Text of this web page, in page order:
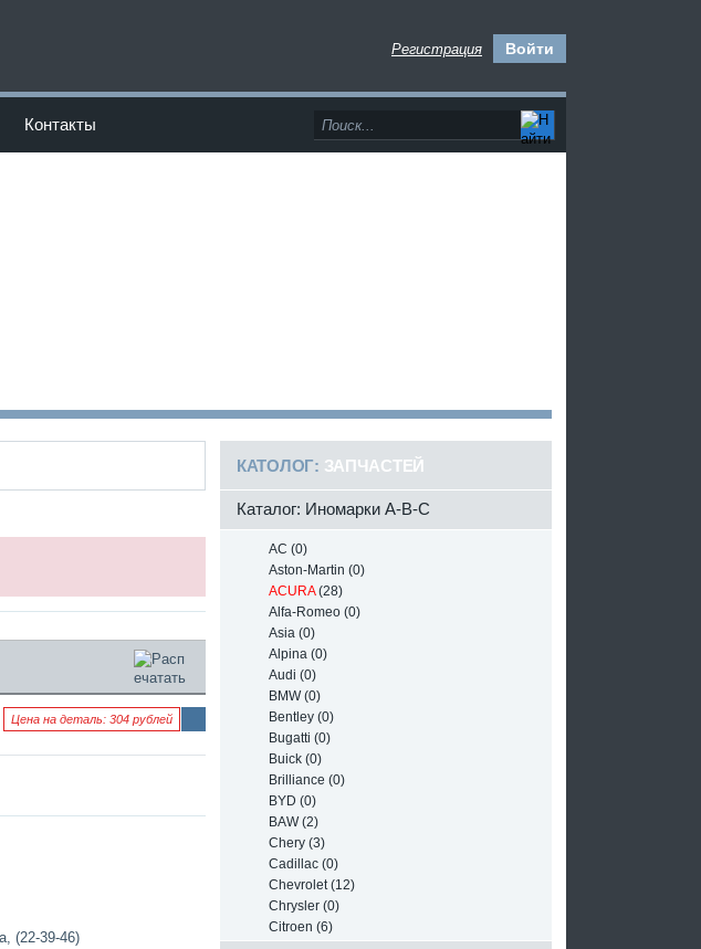
Регистрация Войти
Контакты
фо
нов
Цена на деталь: 304 рублей
КАТОЛОГ: ЗАПЧАСТЕЙ
Каталог: Иномарки A-B-C
AC (0)
Aston-Martin (0)
ACURA(28)
Alfa-Romeo (0)
Asia (0)
Alpina (0)
Audi (0)
BMW (0)
Bentley (0)
Bugatti (0)
Buick (0)
Brilliance (0)
BYD (0)
BAW (2)
Chery (3)
Cadillac (0)
Chevrolet (12)
Chrysler (0)
Citroen (6)